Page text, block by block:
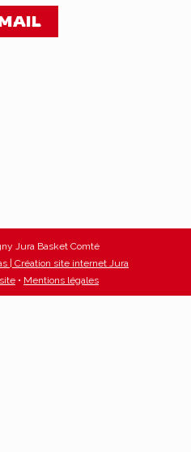
Jura Basket Comté
| Création site internet Jura
• Mentions légales